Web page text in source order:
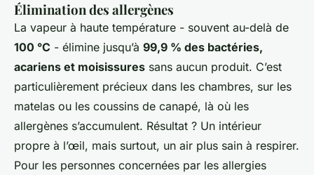
Élimination des allergènes
La vapeur à haute température - souvent au-delà de
100 °C - élimine jusqu’à 99,9 % des bactéries,
acariens et moisissures sans aucun produit. C’est
particulièrement précieux dans les chambres, sur les
matelas ou les coussins de canapé, là où les
allergènes s’accumulent. Résultat ? Un intérieur
propre à l’œil, mais surtout, un air plus sain à respirer.
Pour les personnes concernées par les allergies